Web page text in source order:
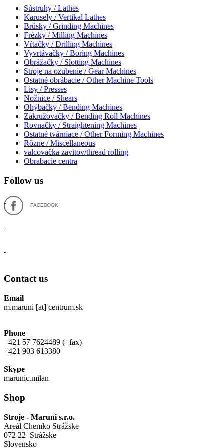
Sústruhy / Lathes
Karusely / Vertikal Lathes
Brúsky / Grinding Machines
Frézky / Milling Machines
Vŕtačky / Drilling Machines
Vyvrtávačky / Boring Machines
Obrážačky / Slotting Machines
Stroje na ozubenie / Gear Machines
Ostatné obrábacie / Other Machine Tools
Lisy / Presses
Nožnice / Shears
Ohýbačky / Bending Machines
Zakružovačky / Bending Roll Machines
Rovnačky / Straightening Machines
Ostatné tvárniace / Other Forming Machines
Rôzne / Miscellaneous
valcovačka zavitov/thread rolling
Obrabacie centra
Follow us
Contact us
Email
m.maruni [at] centrum.sk
Phone
+421 57 7624489 (+fax)
+421 903 613380
Skype
marunic.milan
Shop
Stroje - Maruni s.r.o.
Areál Chemko Strážske
072 22 Strážske
Slovensko